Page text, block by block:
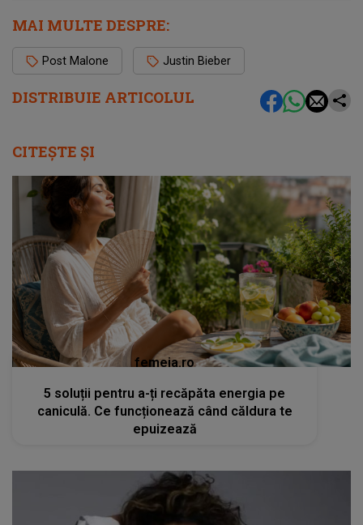
DISTRIBUIE ARTICOLUL
MAI MULTE DESPRE:
Post Malone Justin Bieber
CITEȘTE ȘI
femeia.ro
5 soluții pentru a-ți recăpăta energia pe
caniculă. Ce funcționează când căldura te
epuizează